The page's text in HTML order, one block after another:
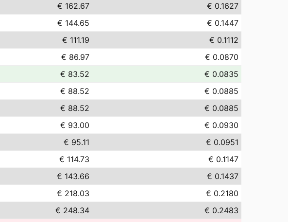
€ 162.67
€ 0.1627
€ 144.65
€ 0.1447
€ 111.19
€ 0.1112
€ 86.97
€ 0.0870
€ 83.52
€ 0.0835
€ 88.52
€ 0.0885
€ 88.52
€ 0.0885
€ 93.00
€ 0.0930
€ 95.11
€ 0.0951
€ 114.73
€ 0.1147
€ 143.66
€ 0.1437
€ 218.03
€ 0.2180
€ 248.34
€ 0.2483